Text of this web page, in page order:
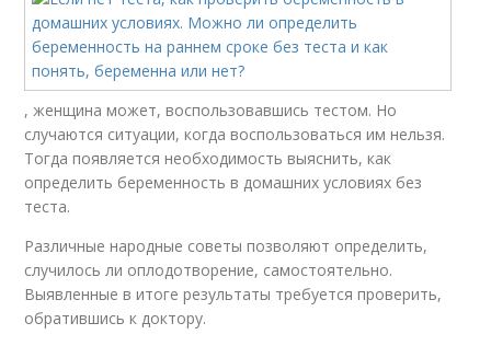
, женщина может, воспользовавшись тестом. Но
случаются ситуации, когда воспользоваться им нельзя.
Тогда появляется необходимость выяснить, как
определить беременность в домашних условиях без
теста.
Различные народные советы позволяют определить,
случилось ли оплодотворение, самостоятельно.
Выявленные в итоге результаты требуется проверить,
обратившись к доктору.